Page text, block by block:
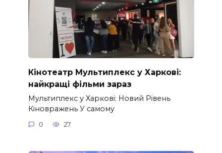
Кінотеатр Мультиплекс у Харкові:
найкращі фільми зараз
Мультиплекс у Харкові: Новий Рівень
Кіновражень У самому
0 27